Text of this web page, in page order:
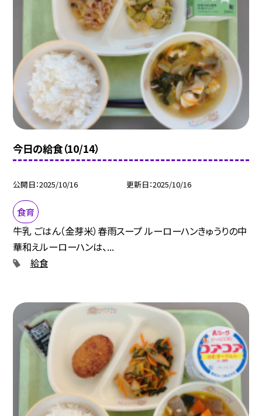
今日の給食（10/14）
公開日 2025/10/16 更新日 2025/10/16
食育
牛乳 ごはん（金芽米）春雨スープ ルーローハンきゅうりの中
華和えルーローハンは、...
給食